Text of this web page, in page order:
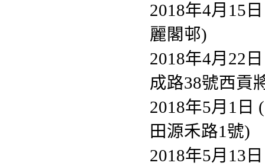
2018年4月15
麗閣邨)
2018年4月22
成路38號西貢
2018年5月1日
田源禾路1號)
2018年5月13